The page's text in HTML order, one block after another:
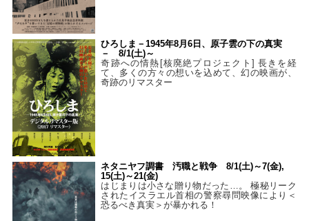
ひろしま－1945年8月6日、原子雲の下の真実
－ 8/1(土)～
奇跡への情熱[核廃絶プロジェクト] 長きを経
て、多くの方々の想いを込めて、幻の映画が、
奇跡のリマスター
ネタニヤフ調書 汚職と戦争 8/1(土)～7(金),
15(土)～21(金)
はじまりは小さな贈り物だった…。 極秘リーク
されたイスラエル首相の警察尋問映像により＜
恐るべき真実＞が暴かれる！